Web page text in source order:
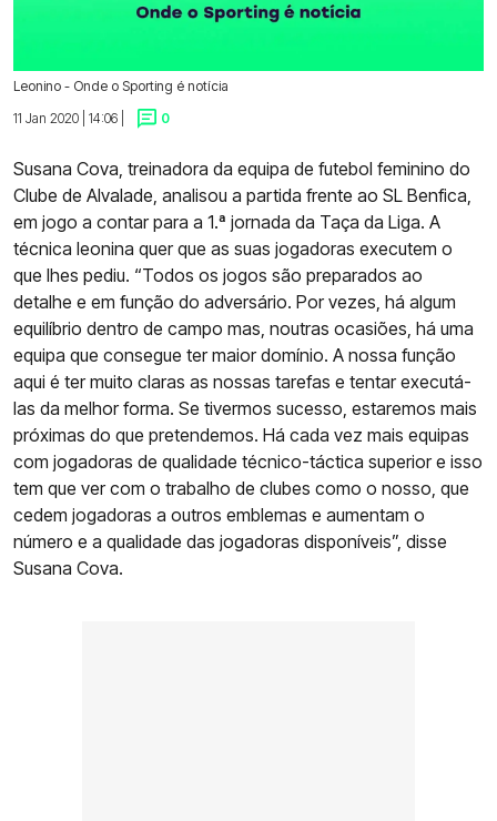
Leonino - Onde o Sporting é notícia
11 Jan 2020 | 14:06 |
0
Susana Cova, treinadora da equipa de futebol feminino do
Clube de Alvalade, analisou a partida frente ao SL Benfica,
em jogo a contar para a 1.ª jornada da Taça da Liga. A
técnica leonina quer que as suas jogadoras executem o
que lhes pediu. “Todos os jogos são preparados ao
detalhe e em função do adversário. Por vezes, há algum
equilíbrio dentro de campo mas, noutras ocasiões, há uma
equipa que consegue ter maior domínio. A nossa função
aqui é ter muito claras as nossas tarefas e tentar executá-
las da melhor forma. Se tivermos sucesso, estaremos mais
próximas do que pretendemos. Há cada vez mais equipas
com jogadoras de qualidade técnico-táctica superior e isso
tem que ver com o trabalho de clubes como o nosso, que
cedem jogadoras a outros emblemas e aumentam o
número e a qualidade das jogadoras disponíveis”, disse
Susana Cova.